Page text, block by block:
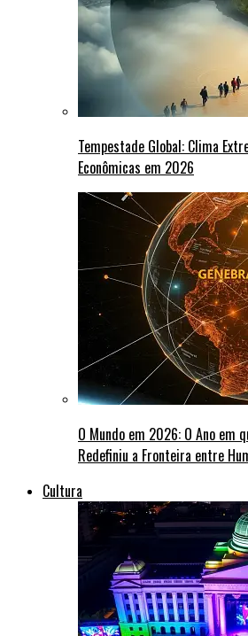
Tempestade Global: Clima
Econômicas em 2026
O Mundo em 2026: O Ano
Redefiniu a Fronteira entre
Cultura